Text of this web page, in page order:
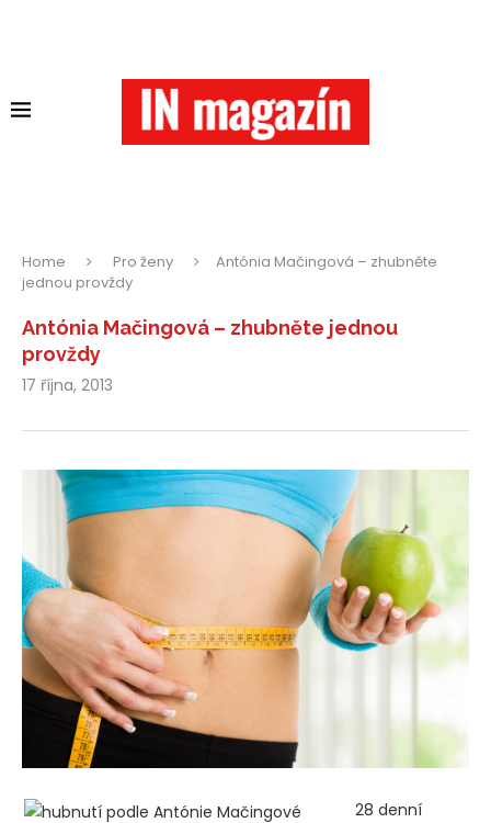
Home Pro ženy
Antónia Mačingová – zhubněte
jednou provždy
Antónia Mačingová – zhubněte jednou
provždy
17 října, 2013
28 denní